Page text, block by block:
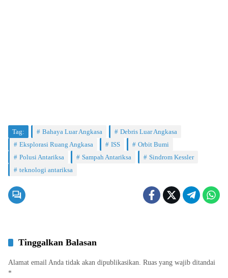
Tag: Bahaya Luar Angkasa
Debris Luar Angkasa
Eksplorasi Ruang Angkasa
ISS
Orbit Bumi
Polusi Antariksa
Sampah Antariksa
Sindrom Kessler
teknologi antariksa
Tinggalkan Balasan
Alamat email Anda tidak akan dipublikasikan. Ruas yang wajib ditandai
*